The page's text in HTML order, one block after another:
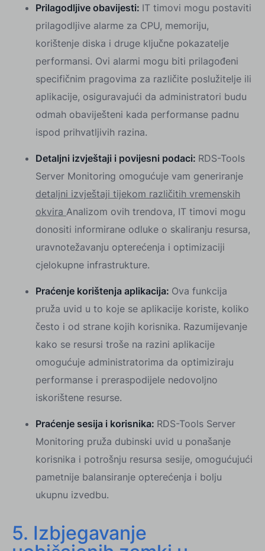
Prilagodljive obavijesti: IT timovi mogu postaviti
prilagodljive alarme za CPU, memoriju,
korištenje diska i druge ključne pokazatelje
performansi. Ovi alarmi mogu biti prilagođeni
specifičnim pragovima za različite poslužitelje ili
aplikacije, osiguravajući da administratori budu
odmah obaviješteni kada performanse padnu
ispod prihvatljivih razina.
Detaljni izvještaji i povijesni podaci: RDS-Tools
Server Monitoring omogućuje vam generiranje
detaljni izvještaji tijekom različitih vremenskih
okvira Analizom ovih trendova, IT timovi mogu
donositi informirane odluke o skaliranju resursa,
uravnotežavanju opterećenja i optimizaciji
cjelokupne infrastrukture.
Praćenje korištenja aplikacija: Ova funkcija
pruža uvid u to koje se aplikacije koriste, koliko
često i od strane kojih korisnika. Razumijevanje
kako se resursi troše na razini aplikacije
omogućuje administratorima da optimiziraju
performanse i preraspodijele nedovoljno
iskorištene resurse.
Praćenje sesija i korisnika: RDS-Tools Server
Monitoring pruža dubinski uvid u ponašanje
korisnika i potrošnju resursa sesije, omogućujući
pametnije balansiranje opterećenja i bolju
ukupnu izvedbu.
5. Izbjegavanje